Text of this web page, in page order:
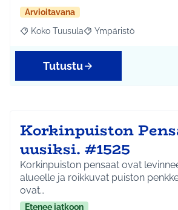
Arvioitavana
Rajaa tulokset aihepiirin mukaan: Koko
Koko Tuusula Rajaa tulokset teeman
Ympäristö
Tutustu
Korkinpuiston
uusiksi. #1525
Korkinpuiston pensaat ovat
alueelle ja roikkuvat puiston
ovat…
Etenee jatkoon